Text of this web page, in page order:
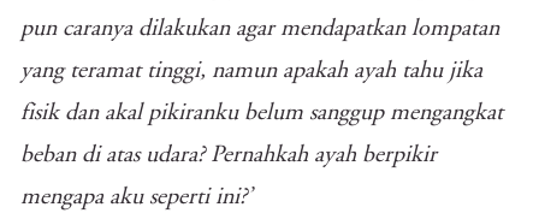
pun caranya dilakukan agar mendapatkan lompatan
yang teramat tinggi, namun apakah ayah tahu jika
fisik dan akal pikiranku belum sanggup mengangkat
beban di atas udara? Pernahkah ayah berpikir
mengapa aku seperti ini?’